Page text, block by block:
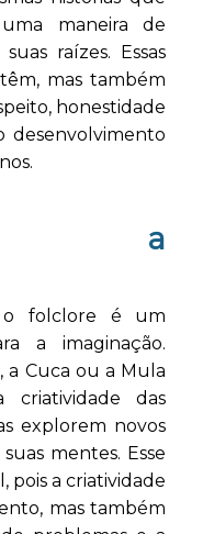
maneira de
raízes. Essas
mas também
honestidade
desenvolvimento
a
o folclore é um
a imaginação.
a Cuca ou a Mula
criatividade das
explorem novos
mentes. Esse
pois a criatividade
mas também